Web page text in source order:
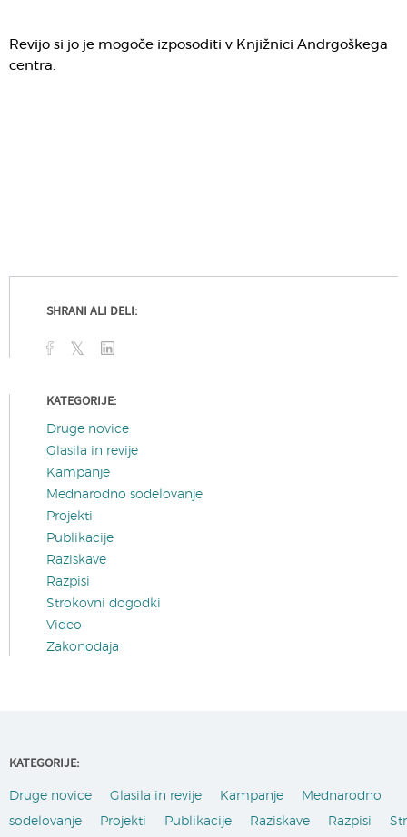
Revijo si jo je mogoče izposoditi v Knjižnici Andrgoškega
centra.
SHRANI ALI DELI:
KATEGORIJE:
Druge novice
Glasila in revije
Kampanje
Mednarodno sodelovanje
Projekti
Publikacije
Raziskave
Razpisi
Strokovni dogodki
Video
Zakonodaja
KATEGORIJE:
Druge novice Glasila in revije Kampanje
Mednarodno
sodelovanje
Projekti Publikacije Raziskave Razpisi